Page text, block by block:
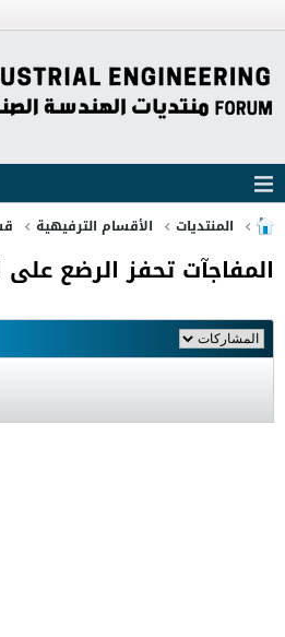
المنتديات الأقسام الترفيهية
المفاجآت تحفز الرضع